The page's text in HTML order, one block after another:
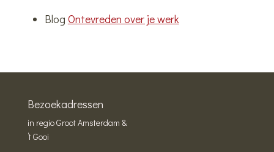
Blog Ontevreden over je werk
Bezoekadressen
in regio Groot Amsterdam &
’t Gooi